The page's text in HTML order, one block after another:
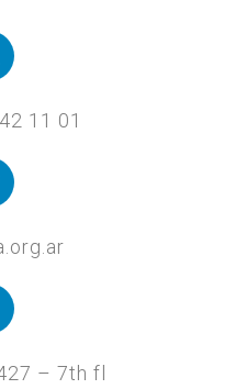
11 01
– 7th fl